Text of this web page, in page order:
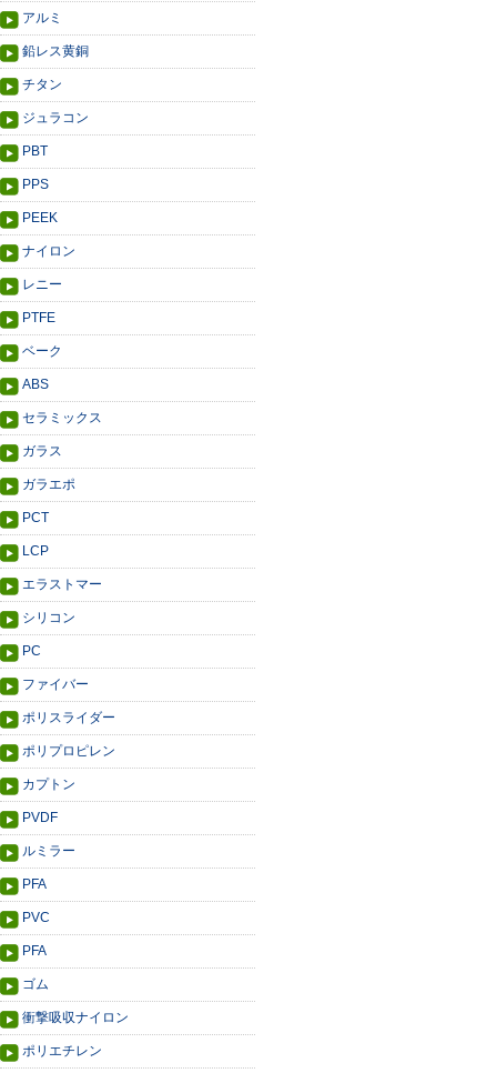
アルミ
鉛レス黄銅
チタン
ジュラコン
PBT
PPS
PEEK
ナイロン
レニー
PTFE
ベーク
ABS
セラミックス
ガラス
ガラエポ
PCT
LCP
エラストマー
シリコン
PC
ファイバー
ポリスライダー
ポリプロピレン
カプトン
PVDF
ルミラー
PFA
PVC
PFA
ゴム
衝撃吸収ナイロン
ポリエチレン